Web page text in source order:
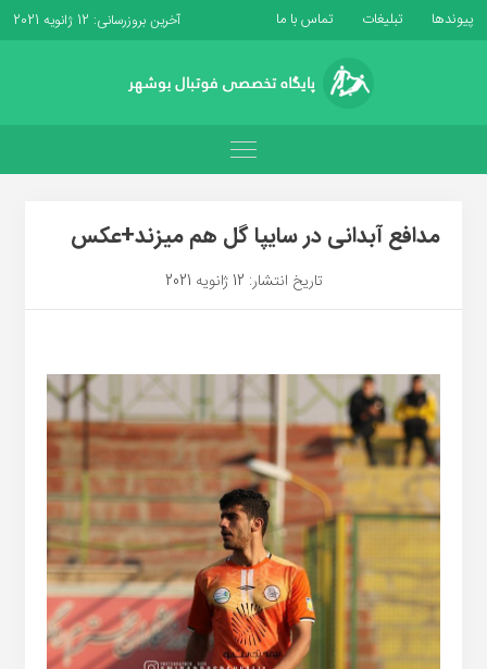
پیوندها تبلیغات تماس با ما آخرین بروزرسانی: 12 ژانویه 2021
مدافع آبدانی در سایپا گل هم میزند+عکس
تاریخ انتشار: 12 ژانویه 2021